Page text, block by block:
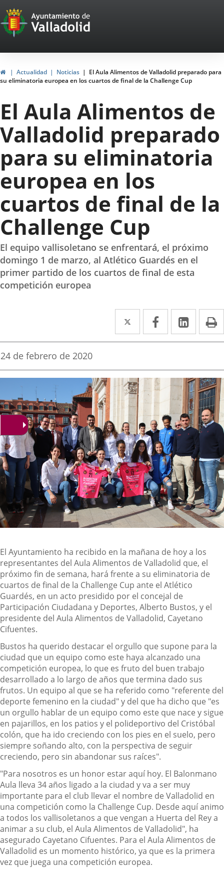
Portal
Web
del
Ayuntamiento
de
Valladolid
HomeActualidad Noticias
El Aula Alimentos de Valladolid preparado para
su eliminatoria europea en los cuartos de final de la Challenge Cup
El Aula Alimentos de
Valladolid preparado
para su eliminatoria
europea en los
cuartos de final de la
Challenge Cup
El equipo vallisoletano se enfrentará, el próximo
domingo 1 de marzo, al Atlético Guardés en el
primer partido de los cuartos de final de esta
competición europea
Twitter
Enlace
a
aplicación
externa.
Facebook
Enlace
a
aplicación
externa.
Enlace
a
Fecha
la
24 de febrero de 2020
El Ayuntamiento ha recibido en la mañana de hoy a los
representantes del Aula Alimentos de Valladolid que, el
próximo fin de semana, hará frente a su eliminatoria de
cuartos de final de la Challenge Cup ante el Atlético
Guardés, en un acto presidido por el concejal de
Participación Ciudadana y Deportes, Alberto Bustos, y el
presidente del Aula Alimentos de Valladolid, Cayetano
Cifuentes.
Bustos ha querido destacar el orgullo que supone para la
ciudad que un equipo como este haya alcanzado una
competición europea, lo que es fruto del buen trabajo
desarrollado a lo largo de años que termina dado sus
frutos. Un equipo al que se ha referido como "referente del
deporte femenino en la ciudad" y del que ha dicho que "es
un orgullo hablar de un equipo como este que nace y sigue
en pajarillos, en los patios y el polideportivo del Cristóbal
colón, que ha ido creciendo con los pies en el suelo, pero
siempre soñando alto, con la perspectiva de seguir
creciendo, pero sin abandonar sus raíces".
"Para nosotros es un honor estar aquí hoy. El Balonmano
Aula lleva 34 años ligado a la ciudad y va a ser muy
importante para el club llevar el nombre de Valladolid en
una competición como la Challenge Cup. Desde aquí animo
a todos los vallisoletanos a que vengan a Huerta del Rey a
animar a su club, el Aula Alimentos de Valladolid", ha
asegurado Cayetano Cifuentes. Para el Aula Alimentos de
Valladolid es un momento histórico, ya que es la primera
vez que juega una competición europea.